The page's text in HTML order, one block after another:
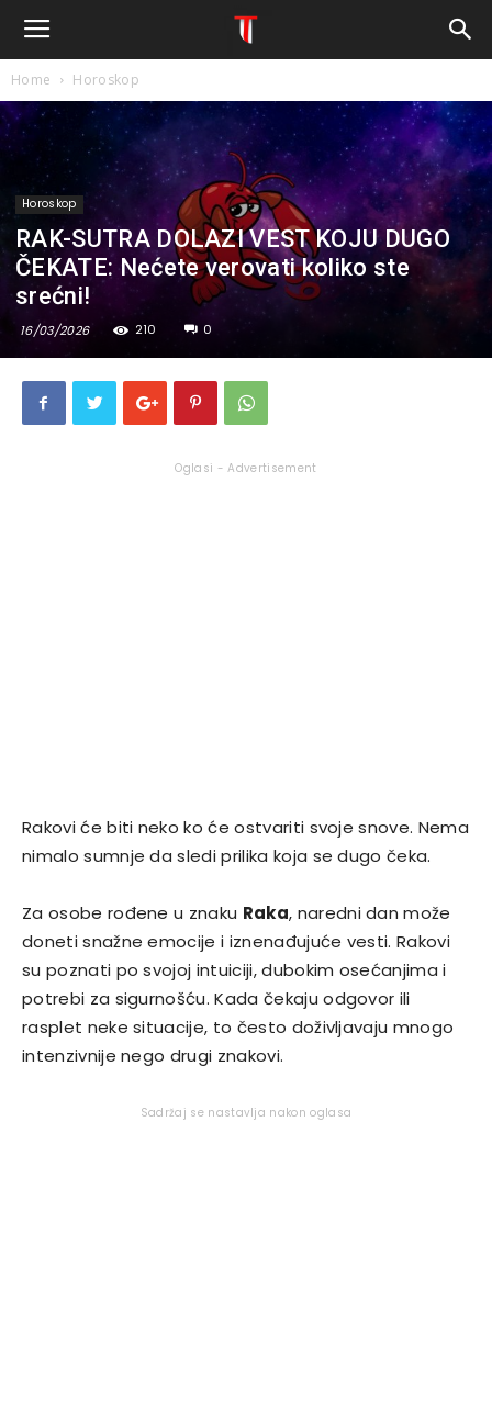
Home Horoskop
Horoskop
RAK-SUTRA DOLAZI VEST KOJU DUGO
ČEKATE: Nećete verovati koliko ste
srećni!
16/03/2026 210 0
Oglasi - Advertisement
Rakovi će biti neko ko će ostvariti svoje snove. Nema
nimalo sumnje da sledi prilika koja se dugo čeka.
Za osobe rođene u znaku Raka, naredni dan može
doneti snažne emocije i iznenađujuće vesti. Rakovi
su poznati po svojoj intuiciji, dubokim osećanjima i
potrebi za sigurnošću. Kada čekaju odgovor ili
rasplet neke situacije, to često doživljavaju mnogo
intenzivnije nego drugi znakovi.
Sadržaj se nastavlja nakon oglasa